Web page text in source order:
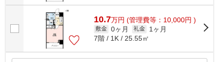
10.7万円 (管理費等：10,000円 )
敷金 0ヶ月 礼金
1ヶ月
7階 / 1K / 25.55㎡